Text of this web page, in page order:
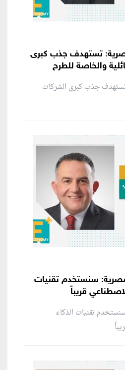
تستهدف جذب كبرى
والخاصة للطرح
جذب كبرى الشركات
سنستخدم تقنيات
قريباً
تقنيات الذكاء